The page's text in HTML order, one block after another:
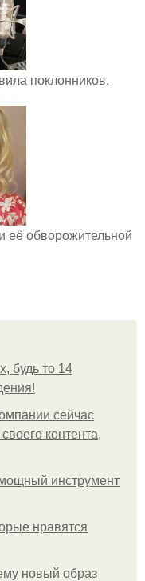
поклонников.
обворожительной
будь то 14
сейчас
контента,
инструмент
нравятся
новый образ